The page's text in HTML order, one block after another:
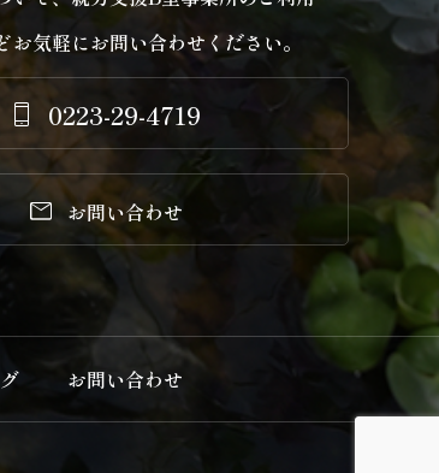
お気軽にお問い合わせください。
 0223-29-4719
 お問い合わせ
お問い合わせ